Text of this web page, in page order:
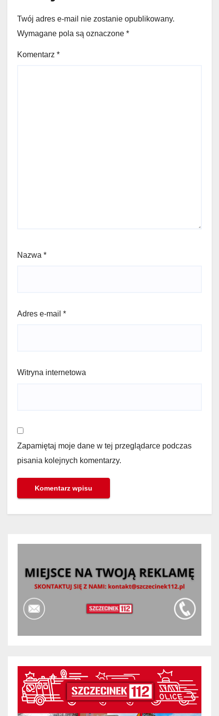
Twój adres e-mail nie zostanie opublikowany.
Wymagane pola są oznaczone *
Komentarz *
Nazwa *
Adres e-mail *
Witryna internetowa
Zapamiętaj moje dane w tej przeglądarce podczas
pisania kolejnych komentarzy.